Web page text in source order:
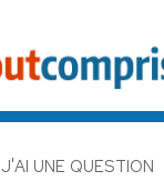
J'AI UNE QUESTION